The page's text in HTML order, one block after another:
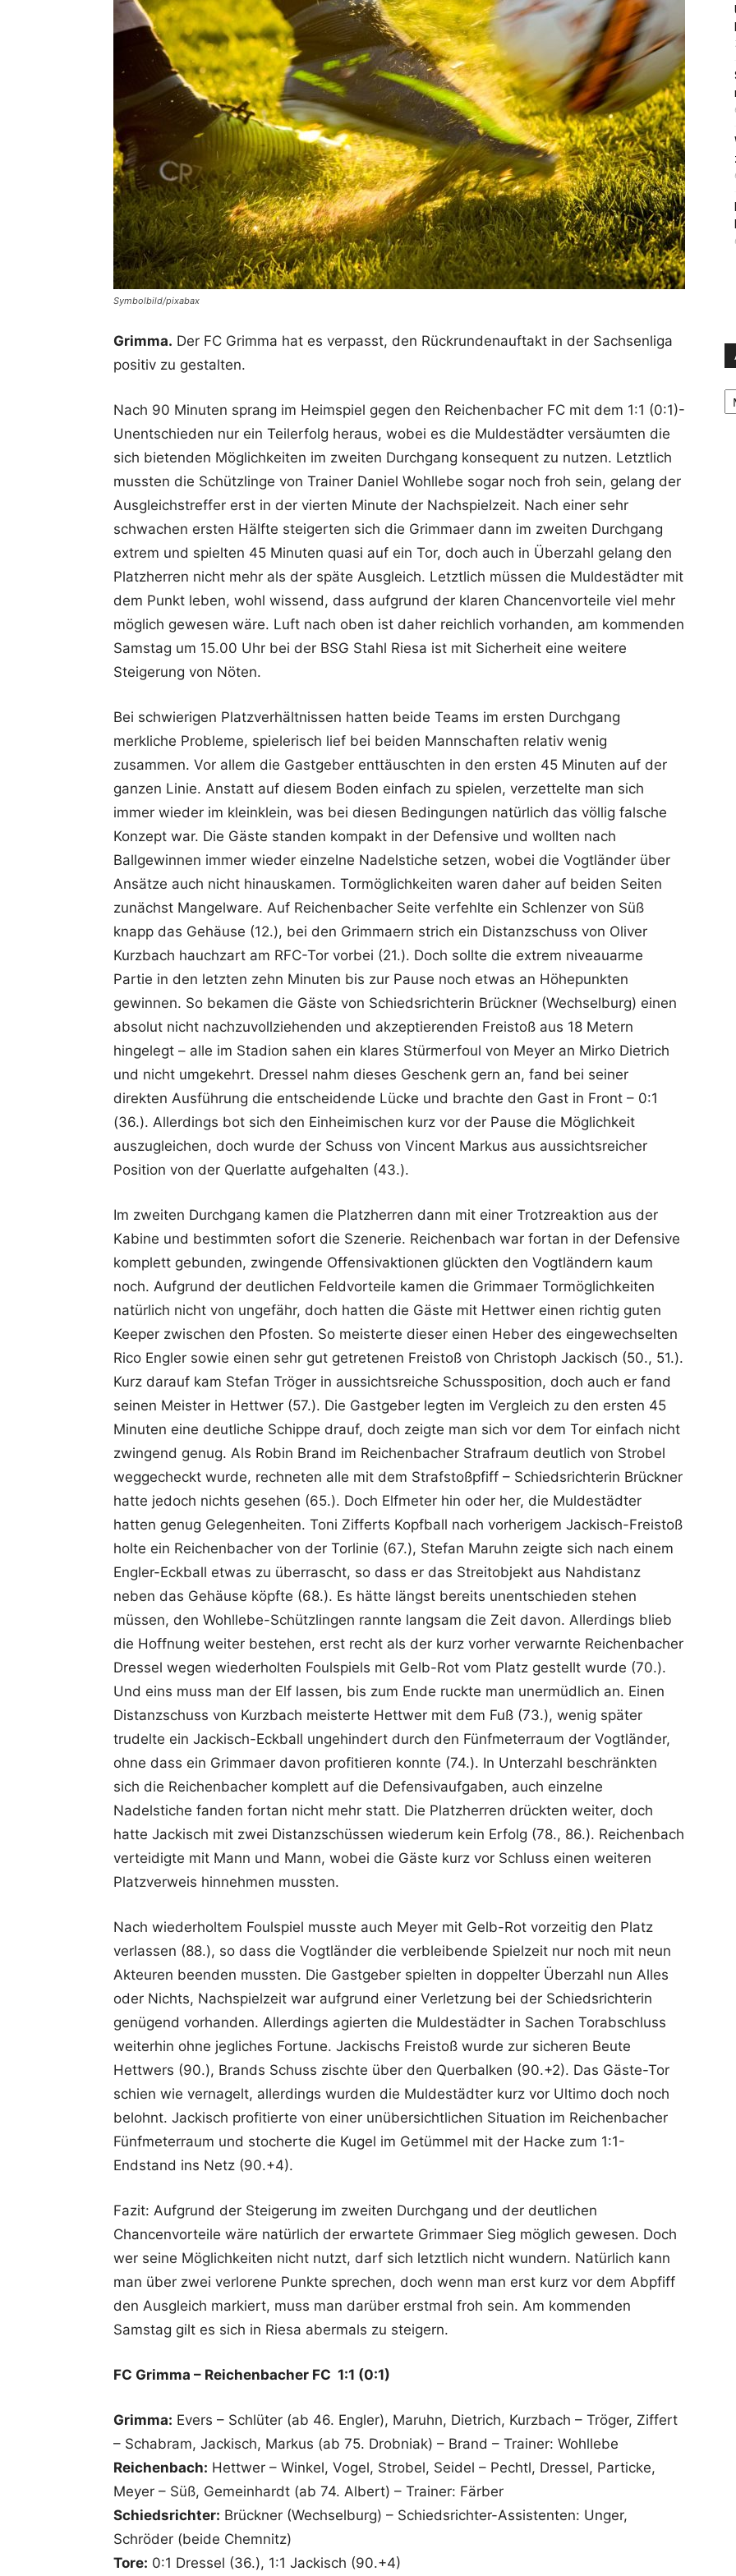
Symbolbild/pixabax
Grimma. Der FC Grimma hat es verpasst, den Rückrundenauftakt in der Sachsenliga
positiv zu gestalten.
Nach 90 Minuten sprang im Heimspiel gegen den Reichenbacher FC mit dem 1:1 (0:1)-
Unentschieden nur ein Teilerfolg heraus, wobei es die Muldestädter versäumten die
sich bietenden Möglichkeiten im zweiten Durchgang konsequent zu nutzen. Letztlich
mussten die Schützlinge von Trainer Daniel Wohllebe sogar noch froh sein, gelang der
Ausgleichstreffer erst in der vierten Minute der Nachspielzeit. Nach einer sehr
schwachen ersten Hälfte steigerten sich die Grimmaer dann im zweiten Durchgang
extrem und spielten 45 Minuten quasi auf ein Tor, doch auch in Überzahl gelang den
Platzherren nicht mehr als der späte Ausgleich. Letztlich müssen die Muldestädter mit
dem Punkt leben, wohl wissend, dass aufgrund der klaren Chancenvorteile viel mehr
möglich gewesen wäre. Luft nach oben ist daher reichlich vorhanden, am kommenden
Samstag um 15.00 Uhr bei der BSG Stahl Riesa ist mit Sicherheit eine weitere
Steigerung von Nöten.
Bei schwierigen Platzverhältnissen hatten beide Teams im ersten Durchgang
merkliche Probleme, spielerisch lief bei beiden Mannschaften relativ wenig
zusammen. Vor allem die Gastgeber enttäuschten in den ersten 45 Minuten auf der
ganzen Linie. Anstatt auf diesem Boden einfach zu spielen, verzettelte man sich
immer wieder im kleinklein, was bei diesen Bedingungen natürlich das völlig falsche
Konzept war. Die Gäste standen kompakt in der Defensive und wollten nach
Ballgewinnen immer wieder einzelne Nadelstiche setzen, wobei die Vogtländer über
Ansätze auch nicht hinauskamen. Tormöglichkeiten waren daher auf beiden Seiten
zunächst Mangelware. Auf Reichenbacher Seite verfehlte ein Schlenzer von Süß
knapp das Gehäuse (12.), bei den Grimmaern strich ein Distanzschuss von Oliver
Kurzbach hauchzart am RFC-Tor vorbei (21.). Doch sollte die extrem niveauarme
Partie in den letzten zehn Minuten bis zur Pause noch etwas an Höhepunkten
gewinnen. So bekamen die Gäste von Schiedsrichterin Brückner (Wechselburg) einen
absolut nicht nachzuvollziehenden und akzeptierenden Freistoß aus 18 Metern
hingelegt – alle im Stadion sahen ein klares Stürmerfoul von Meyer an Mirko Dietrich
und nicht umgekehrt. Dressel nahm dieses Geschenk gern an, fand bei seiner
direkten Ausführung die entscheidende Lücke und brachte den Gast in Front – 0:1
(36.). Allerdings bot sich den Einheimischen kurz vor der Pause die Möglichkeit
auszugleichen, doch wurde der Schuss von Vincent Markus aus aussichtsreicher
Position von der Querlatte aufgehalten (43.).
Im zweiten Durchgang kamen die Platzherren dann mit einer Trotzreaktion aus der
Kabine und bestimmten sofort die Szenerie. Reichenbach war fortan in der Defensive
komplett gebunden, zwingende Offensivaktionen glückten den Vogtländern kaum
noch. Aufgrund der deutlichen Feldvorteile kamen die Grimmaer Tormöglichkeiten
natürlich nicht von ungefähr, doch hatten die Gäste mit Hettwer einen richtig guten
Keeper zwischen den Pfosten. So meisterte dieser einen Heber des eingewechselten
Rico Engler sowie einen sehr gut getretenen Freistoß von Christoph Jackisch (50., 51.).
Kurz darauf kam Stefan Tröger in aussichtsreiche Schussposition, doch auch er fand
seinen Meister in Hettwer (57.). Die Gastgeber legten im Vergleich zu den ersten 45
Minuten eine deutliche Schippe drauf, doch zeigte man sich vor dem Tor einfach nicht
zwingend genug. Als Robin Brand im Reichenbacher Strafraum deutlich von Strobel
weggecheckt wurde, rechneten alle mit dem Strafstoßpfiff – Schiedsrichterin Brückner
hatte jedoch nichts gesehen (65.). Doch Elfmeter hin oder her, die Muldestädter
hatten genug Gelegenheiten. Toni Zifferts Kopfball nach vorherigem Jackisch-Freistoß
holte ein Reichenbacher von der Torlinie (67.), Stefan Maruhn zeigte sich nach einem
Engler-Eckball etwas zu überrascht, so dass er das Streitobjekt aus Nahdistanz
neben das Gehäuse köpfte (68.). Es hätte längst bereits unentschieden stehen
müssen, den Wohllebe-Schützlingen rannte langsam die Zeit davon. Allerdings blieb
die Hoffnung weiter bestehen, erst recht als der kurz vorher verwarnte Reichenbacher
Dressel wegen wiederholten Foulspiels mit Gelb-Rot vom Platz gestellt wurde (70.).
Und eins muss man der Elf lassen, bis zum Ende ruckte man unermüdlich an. Einen
Distanzschuss von Kurzbach meisterte Hettwer mit dem Fuß (73.), wenig später
trudelte ein Jackisch-Eckball ungehindert durch den Fünfmeterraum der Vogtländer,
ohne dass ein Grimmaer davon profitieren konnte (74.). In Unterzahl beschränkten
sich die Reichenbacher komplett auf die Defensivaufgaben, auch einzelne
Nadelstiche fanden fortan nicht mehr statt. Die Platzherren drückten weiter, doch
hatte Jackisch mit zwei Distanzschüssen wiederum kein Erfolg (78., 86.). Reichenbach
verteidigte mit Mann und Mann, wobei die Gäste kurz vor Schluss einen weiteren
Platzverweis hinnehmen mussten.
Nach wiederholtem Foulspiel musste auch Meyer mit Gelb-Rot vorzeitig den Platz
verlassen (88.), so dass die Vogtländer die verbleibende Spielzeit nur noch mit neun
Akteuren beenden mussten. Die Gastgeber spielten in doppelter Überzahl nun Alles
oder Nichts, Nachspielzeit war aufgrund einer Verletzung bei der Schiedsrichterin
genügend vorhanden. Allerdings agierten die Muldestädter in Sachen Torabschluss
weiterhin ohne jegliches Fortune. Jackischs Freistoß wurde zur sicheren Beute
Hettwers (90.), Brands Schuss zischte über den Querbalken (90.+2). Das Gäste-Tor
schien wie vernagelt, allerdings wurden die Muldestädter kurz vor Ultimo doch noch
belohnt. Jackisch profitierte von einer unübersichtlichen Situation im Reichenbacher
Fünfmeterraum und stocherte die Kugel im Getümmel mit der Hacke zum 1:1-
Endstand ins Netz (90.+4).
Fazit: Aufgrund der Steigerung im zweiten Durchgang und der deutlichen
Chancenvorteile wäre natürlich der erwartete Grimmaer Sieg möglich gewesen. Doch
wer seine Möglichkeiten nicht nutzt, darf sich letztlich nicht wundern. Natürlich kann
man über zwei verlorene Punkte sprechen, doch wenn man erst kurz vor dem Abpfiff
den Ausgleich markiert, muss man darüber erstmal froh sein. Am kommenden
Samstag gilt es sich in Riesa abermals zu steigern.
FC Grimma – Reichenbacher FC 1:1 (0:1)
Grimma: Evers – Schlüter (ab 46. Engler), Maruhn, Dietrich, Kurzbach – Tröger, Ziffert
– Schabram, Jackisch, Markus (ab 75. Drobniak) – Brand – Trainer: Wohllebe
Reichenbach: Hettwer – Winkel, Vogel, Strobel, Seidel – Pechtl, Dressel, Particke,
Meyer – Süß, Gemeinhardt (ab 74. Albert) – Trainer: Färber
Schiedsrichter: Brückner (Wechselburg) – Schiedsrichter-Assistenten: Unger,
Schröder (beide Chemnitz)
Tore: 0:1 Dressel (36.), 1:1 Jackisch (90.+4)